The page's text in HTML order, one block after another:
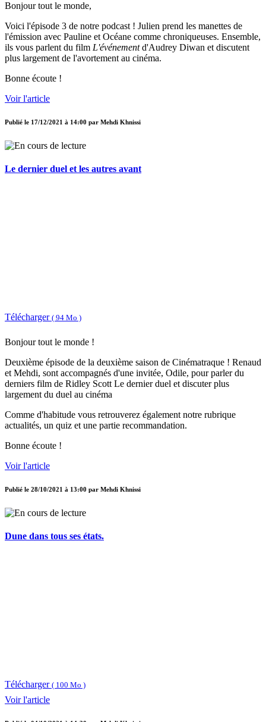
Bonjour tout le monde,
Voici l'épisode 3 de notre podcast ! Julien prend les manettes de
l'émission avec Pauline et Océane comme chroniqueuses. Ensemble,
ils vous parlent du film L'événementd'Audrey Diwan et discutent
plus largement de l'avortement au cinéma.
Bonne écoute !
Voir l'article
Publié le 17/12/2021 à 14:00 par Mehdi Khnissi
Le dernier duel et les autres avant
Télécharger ( 94 Mo )
Bonjour tout le monde !
Deuxième épisode de la deuxième saison de Cinématraque ! Renaud
et Mehdi, sont accompagnés d'une invitée, Odile, pour parler du
derniers film de Ridley Scott Le dernier duel et discuter plus
largement du duel au cinéma
Comme d'habitude vous retrouverez également notre rubrique
actualités, un quiz et une partie recommandation.
Bonne écoute !
Voir l'article
Publié le 28/10/2021 à 13:00 par Mehdi Khnissi
Dune dans tous ses états.
Télécharger ( 100 Mo )
Voir l'article